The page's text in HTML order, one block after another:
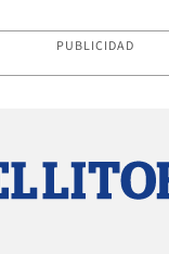
PUBLICIDAD